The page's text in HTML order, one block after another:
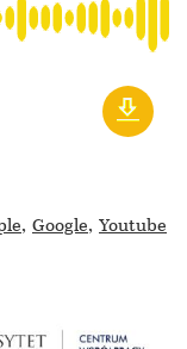
Google, Youtube